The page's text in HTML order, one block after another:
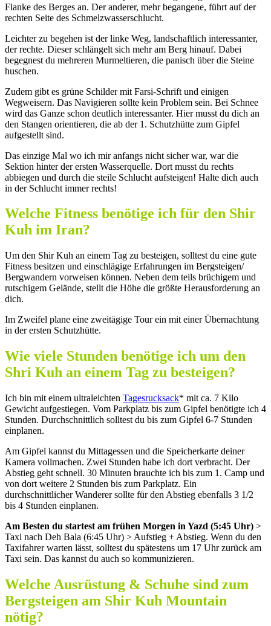
Flanke des Berges an. Der anderer, mehr begangene, führt auf der
rechten Seite des Schmelzwasserschlucht.
Leichter zu begehen ist der linke Weg, landschaftlich interessanter,
der rechte. Dieser schlängelt sich mehr am Berg hinauf. Dabei
begegnest du mehreren Murmeltieren, die panisch über die Steine
huschen.
Zudem gibt es grüne Schilder mit Farsi-Schrift und einigen
Wegweisern. Das Navigieren sollte kein Problem sein. Bei Schnee
wird das Ganze schon deutlich interessanter. Hier musst du dich an
den Stangen orientieren, die ab der 1. Schutzhütte zum Gipfel
aufgestellt sind.
Das einzige Mal wo ich mir anfangs nicht sicher war, war die
Sektion hinter der ersten Wasserquelle. Dort musst du rechts
abbiegen und durch die steile Schlucht aufsteigen! Halte dich auch
in der Schlucht immer rechts!
Welche Fitness benötige ich für den Shir
Kuh im Iran?
Um den Shir Kuh an einem Tag zu besteigen, solltest du eine gute
Fitness besitzen und einschlägige Erfahrungen im Bergsteigen/
Bergwandern vorweisen können. Neben dem teils brüchigem und
rutschigem Gelände, stellt die Höhe die größte Herausforderung an
dich.
Im Zweifel plane eine zweitägige Tour ein mit einer Übernachtung
in der ersten Schutzhütte.
Wie viele Stunden benötige ich um den
Shri Kuh an einem Tag zu besteigen?
Ich bin mit einem ultraleichten Tagesrucksack* mit ca. 7 Kilo
Gewicht aufgestiegen. Vom Parkplatz bis zum Gipfel benötigte ich 4
Stunden. Durchschnittlich solltest du bis zum Gipfel 6-7 Stunden
einplanen.
Am Gipfel kannst du Mittagessen und die Speicherkarte deiner
Kamera vollmachen. Zwei Stunden habe ich dort verbracht. Der
Abstieg geht schnell. 30 Minuten brauchte ich bis zum 1. Camp und
von dort weitere 2 Stunden bis zum Parkplatz. Ein
durchschnittlicher Wanderer sollte für den Abstieg ebenfalls 3 1/2
bis 4 Stunden einplanen.
Am Besten du startest am frühen Morgen in Yazd (5:45 Uhr) >
Taxi nach Deh Bala (6:45 Uhr) > Aufstieg + Abstieg. Wenn du den
Taxifahrer warten lässt, solltest du spätestens um 17 Uhr zurück am
Taxi sein. Das kannst du auch so kommunizieren.
Welche Ausrüstung & Schuhe sind zum
Bergsteigen am Shir Kuh Mountain
nötig?